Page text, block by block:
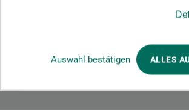
Auswahl bestätigen ALLES
info@marcodachs.com
www.marcodachs.com